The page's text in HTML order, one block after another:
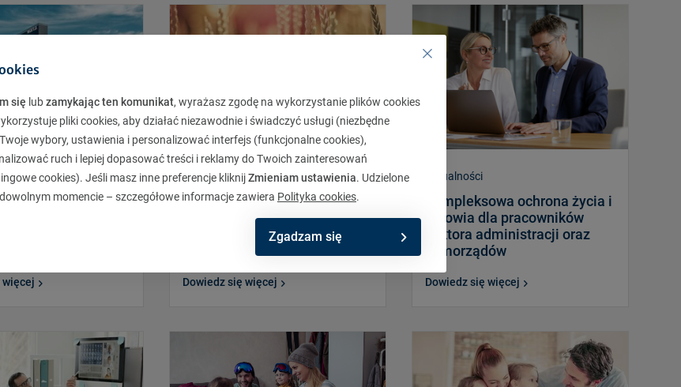
rok
więcej
Produkty
Prawie połowa polskich
rolników poniosła straty w
gospodarstwie z powodu
zmian pogodowych
Dowiedz się więcej
Aktualności
Kompleksowa ochrona życia i
zdrowia dla pracowników
sektora administracji oraz
samorządów
Dowiedz się więcej
się lubzamykając ten komunikat, wyrażasz zgodę na wykorzystanie plików cookies
pliki cookies, aby działać niezawodnie i świadczyć usługi (niezbędne
wybory, ustawienia i personalizować interfejs (funkcjonalne cookies),
ruch i lepiej dopasować treści i reklamy do Twoich zainteresowań
cookies). Jeśli masz inne preferencje kliknijZmieniam ustawienia. Udzielone
momencie – szczegółowe informacje zawiera Polityka cookies.
Zgadzam się